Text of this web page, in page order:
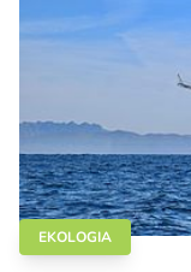
EKOLOGIA